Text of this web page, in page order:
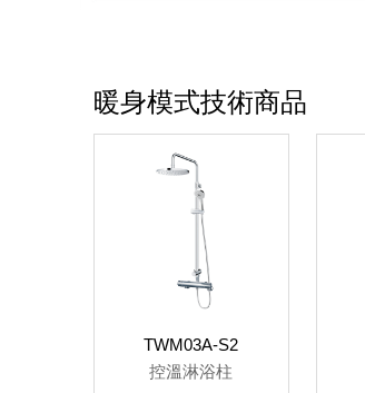
暖身模式技術商品
TWM03A-S2
控溫淋浴柱